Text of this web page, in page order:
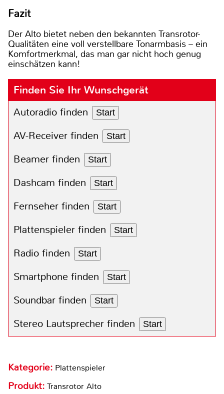
Fazit
Der Alto bietet neben den bekannten Transrotor-
Qualitäten eine voll verstellbare Tonarmbasis – ein
Komfortmerkmal, das man gar nicht hoch genug
einschätzen kann!
Finden Sie Ihr Wunschgerät
Autoradio finden Start
AV-Receiver finden Start
Beamer finden Start
Dashcam finden Start
Fernseher finden Start
Plattenspieler finden Start
Radio finden Start
Smartphone finden Start
Soundbar finden Start
Stereo Lautsprecher finden Start
Kategorie: Plattenspieler
Produkt: Transrotor Alto